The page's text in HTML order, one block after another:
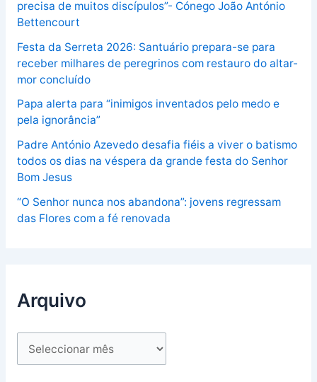
precisa de muitos discípulos”- Cónego João António
Bettencourt
Festa da Serreta 2026: Santuário prepara-se para
receber milhares de peregrinos com restauro do altar-
mor concluído
Papa alerta para “inimigos inventados pelo medo e
pela ignorância”
Padre António Azevedo desafia fiéis a viver o batismo
todos os dias na véspera da grande festa do Senhor
Bom Jesus
“O Senhor nunca nos abandona”: jovens regressam
das Flores com a fé renovada
Arquivo